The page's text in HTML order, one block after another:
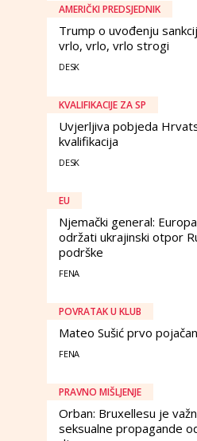
AMERIČKI PREDSJEDNIK
Trump o uvođenju
vrlo, vrlo, vrlo strogi
DESK
KVALIFIKACIJE ZA SP
Uvjerljiva pobjeda
kvalifikacija
DESK
EU
Njemački general:
održati ukrajinski otpor
podrške
FENA
POVRATAK U KLUB
Mateo Sušić prvo
FENA
PRAVNO MIŠLJENJE
Orban: Bruxellesu je
seksualne propagande